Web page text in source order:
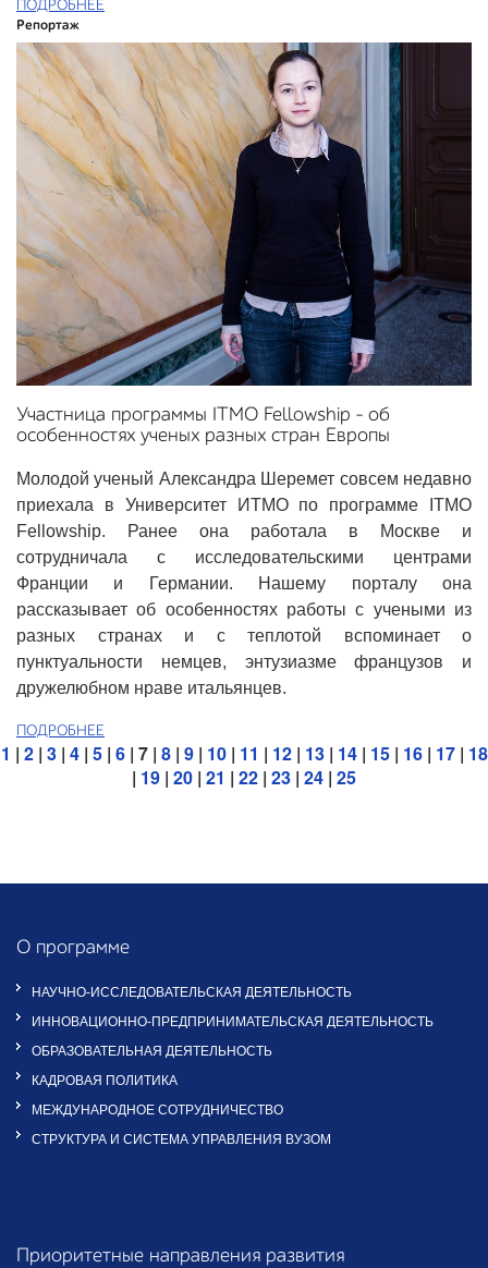
ПОДРОБНЕЕ
Репортаж
Участница программы ITMO Fellowship – об
особенностях ученых разных стран Европы
Молодой ученый Александра Шеремет совсем недавно
приехала в Университет ИТМО по программе ITMO
Fellowship. Ранее она работала в Москве и
сотрудничала с исследовательскими центрами
Франции и Германии. Нашему порталу она
рассказывает об особенностях работы с учеными из
разных странах и с теплотой вспоминает о
пунктуальности немцев, энтузиазме французов и
дружелюбном нраве итальянцев.
ПОДРОБНЕЕ
1 | 2| 3| 4| 5| 6| 7 | 8| 9| 10| 11 | 12| 13| 14| 15| 16| 17| 18
| 19 | 20 | 21 | 22 | 23 | 24 | 25
О программе
НАУЧНО-ИССЛЕДОВАТЕЛЬСКАЯ ДЕЯТЕЛЬНОСТЬ
ИННОВАЦИОННО-ПРЕДПРИНИМАТЕЛЬСКАЯ ДЕЯТЕЛЬНОСТЬ
ОБРАЗОВАТЕЛЬНАЯ ДЕЯТЕЛЬНОСТЬ
КАДРОВАЯ ПОЛИТИКА
МЕЖДУНАРОДНОЕ СОТРУДНИЧЕСТВО
СТРУКТУРА И СИСТЕМА УПРАВЛЕНИЯ ВУЗОМ
Приоритетные направления развития